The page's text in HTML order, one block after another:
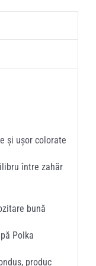
și ușor colorate
între zahăr
bună
Polka
produc